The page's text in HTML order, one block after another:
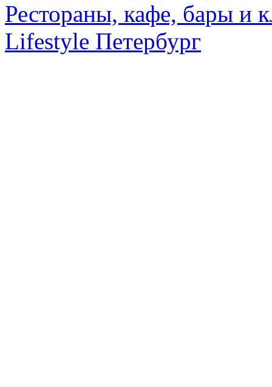
Рестораны, кафе, бары и
Lifestyle Петербург